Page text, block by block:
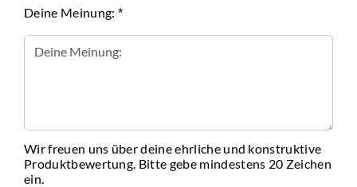
Deine Meinung:
Wir freuen uns über deine ehrliche und konstruktive
Produktbewertung. Bitte gebe mindestens 20 Zeichen
ein.